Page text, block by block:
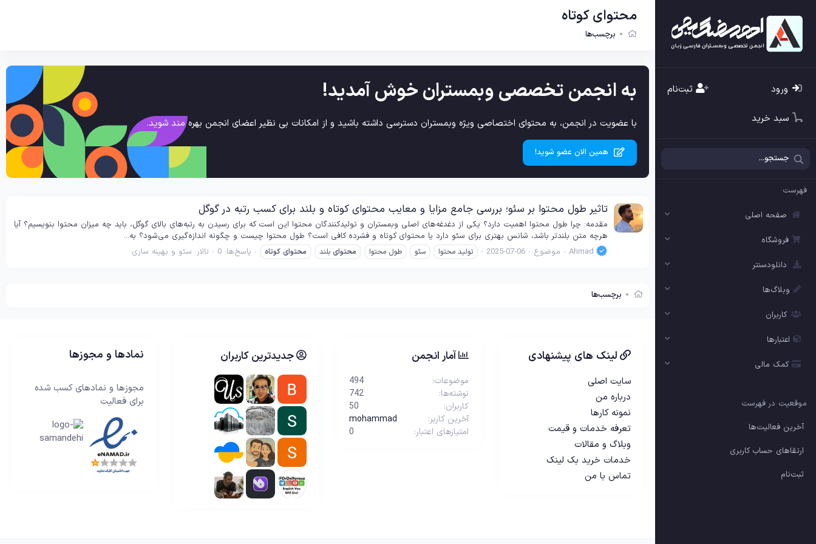
ورود ثبت‌نام
سبد خرید
فهرست
صفحه اصلی
فروشگاه
دانلودسنتر
وبلاگ‌ها
کاربران
اعتبارها
کمک مالی
موقعیت در فهرست
آخرین فعالیت‌ها
ارتقاهای حساب کاربری
ثبت‌نام
محتوای کوتاه
برچسب‌ها
به انجمن تخصصی وبمستران خوش آمدید!
با عضویت در انجمن، به محتوای اختصاصی ویژه وبمستران دسترسی داشته باشید و از امکانات بی نظیر اعضای انجمن بهره مند شوید.
همین الان عضو شوید!
تاثیر طول محتوا بر سئو؛ بررسی جامع مزایا و معایب محتوای کوتاه و بلند برای کسب رتبه در گوگل
مقدمه: چرا طول محتوا اهمیت دارد؟ یکی از دغدغه‌های اصلی وبمستران و تولیدکنندگان محتوا این است که برای رسیدن به رتبه‌های بالای گوگل، باید چه میزان محتوا بنویسیم؟ آیا
هرچه متن بلندتر باشد، شانس بهتری برای سئو دارد یا محتوای کوتاه و فشرده کافی است؟ طول محتوا چیست و چگونه اندازه‌گیری می‌شود؟ به...
Ahmad
موضوع 2025-07-06 تولید محتوا سئو طول محتوا محتوای بلند محتوای کوتاه پاسخ‌ها: 0 تالار: سئو و بهینه سازی
برچسب‌ها
لینک های پیشنهادی
سایت اصلی
درباره من
نمونه کارها
تعرفه خدمات و قیمت
وبلاگ و مقالات
خدمات خرید بک لینک
تماس با من
آمار انجمن
موضوعات
494
نوشته‌ها
742
کاربران
50
آخرین کاربر
mohammad
امتیازهای اعتبار
0
جدیدترین کاربران نمادها و مجوزها
مجوزها و نمادهای کسب شده
برای فعالیت